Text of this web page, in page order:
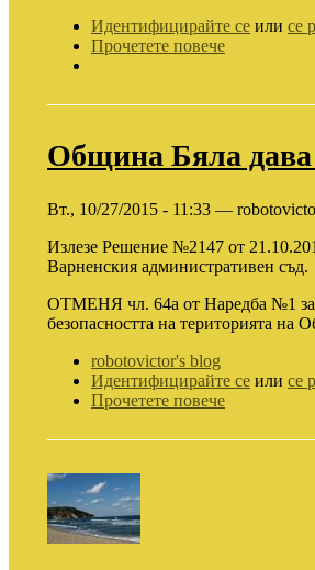
Идентифицирайте се или се
Прочетете повече
Община Бяла дава
Вт., 10/27/2015 - 11:33 —
Излезе Решение №2147 от
Варненския административен съд.
ОТМЕНЯ чл. 64а от Наредба №1 за
безопасността на територията на
robotovictor's blog
Идентифицирайте се или се
Прочетете повече